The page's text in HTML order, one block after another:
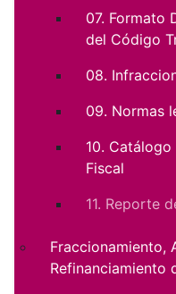
07. Formato
del Código
08.
09. Normas
10.
Fiscal
11. Reporte
Fraccionamiento,
Refinanciamiento